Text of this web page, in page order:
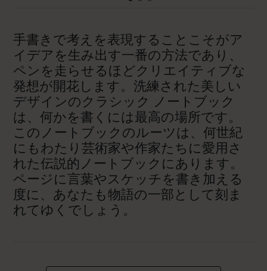
手書きで考えを表現することこそがア
イデアを生み出す一番の方法であり、
ペンを走らせるほどクリエイティブな
発想が開花します。洗練された美しい
デザインのクラシック ノートブック
は、何かを書くには最高の場所です。
このノートブックのルーツは、何世紀
にもわたり芸術家や作家たちに愛用さ
れた伝説的ノートブックにあります。
ページに言葉やスケッチを書き加える
度に、あなたも物語の一部として刻ま
れてゆくでしょう。